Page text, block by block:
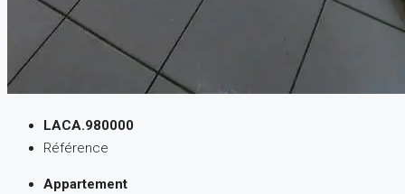
LACA.980000
Référence
Appartement